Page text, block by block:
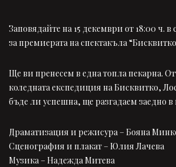
Заповядайте на 15 декември от 18:00 ч. в
за премиерата на спектакъла
Ще ви пренесем в една топла пекарна.
коледната експедиция на Бисквитко,
бъде ли успешна, ще разгадаем заедно в
Драматизация и режисура – Бояна
Сценография и плакат – Юлия Лачева
Музика – Надежда Митева